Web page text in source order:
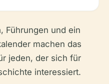
Führungen und ein
machen das
jeden, der sich für
interessiert.